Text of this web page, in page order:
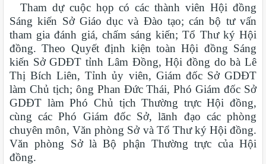
Tham dự cuộc họp có các thành viên Hội đồng
Sáng kiến Sở Giáo dục và Đào tạo; cán bộ tư vấn
tham gia đánh giá, chấm sáng kiến; Tổ Thư ký Hội
đồng. Theo Quyết định kiện toàn Hội đồng Sáng
kiến Sở GDĐT tỉnh Lâm Đồng, Hội đồng do bà Lê
Thị Bích Liên, Tỉnh ủy viên, Giám đốc Sở GDĐT
làm Chủ tịch; ông Phan Đức Thái, Phó Giám đốc Sở
GDĐT làm Phó Chủ tịch Thường trực Hội đồng,
cùng các Phó Giám đốc Sở, lãnh đạo các phòng
chuyên môn, Văn phòng Sở và Tổ Thư ký Hội đồng.
Văn phòng Sở là Bộ phận Thường trực của Hội
đồng.